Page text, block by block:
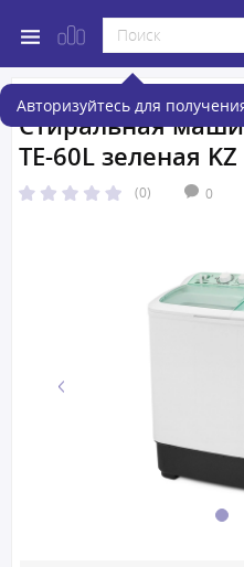
Авторизуйтесь для
Стиральная
TE-60L зеленая KZ
(0) 0